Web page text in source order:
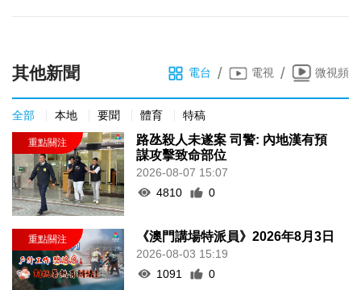
其他新聞 電台 / 電視 / 微視頻
全部 本地 要聞 體育 特稿
路氹殺人未遂案 司警: 內地漢有預
謀攻擊致命部位
2026-08-07 15:07
4810
0
《澳門講場特派員》2026年8月3日
2026-08-03 15:19
1091
0